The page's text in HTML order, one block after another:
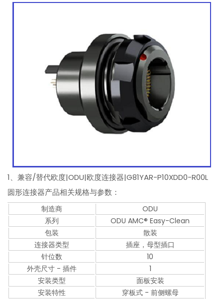
1、兼容/替代欧度|ODU|欧度连接器|G81YAR-P10XDD0-R00L
圆形连接器产品相关规格与参数：
制造商
ODU
系列
ODU AMC® Easy-Clean
包装
散装
连接器类型
插座，母型插口
针位数
10
外壳尺寸 - 插件
1
安装类型
面板安装
安装特性
穿板式 - 前侧螺母